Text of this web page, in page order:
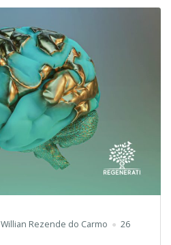
Willian Rezende do Carmo
26